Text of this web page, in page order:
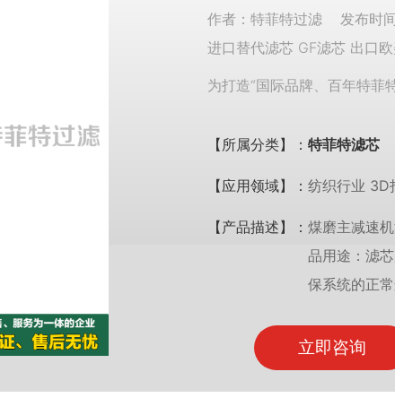
作者：特菲特过滤 发布时
进口替代滤芯 GF滤芯 出口
为打造“国际品牌、百年特菲
【所属分类】： 特菲特滤芯
【应用领域】： 纺织行业 3D
【产品描述】： 煤磨主减速
品用途：滤
保系统的正
立即咨询